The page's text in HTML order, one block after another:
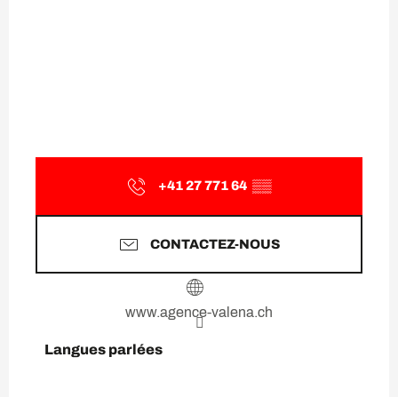
+41 27 771 64 ▒▒
CONTACTEZ-NOUS
www.agence-valena.ch
Langues parlées
Langues parlées